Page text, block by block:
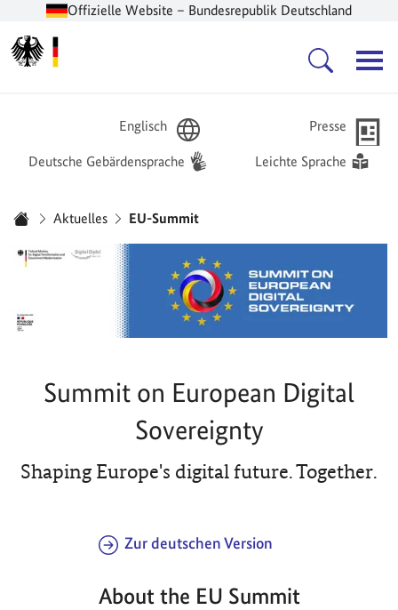
Offizielle Website – Bundesrepublik Deutschland
Englisch Presse
Deutsche Gebärdensprache Leichte Sprache
Aktuelles EU-Summit
Summit on European Digital
Sovereignty
Shaping Europe's digital future. Together.
Zur deutschen Version
About the EU Summit